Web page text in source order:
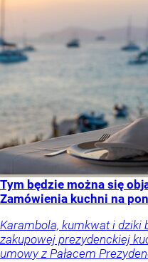
Tym będzie można się
Zamówienia kuchni na
Karambola, kumkwat i dziki
zakupowej prezydenckiej
umowy z Pałacem